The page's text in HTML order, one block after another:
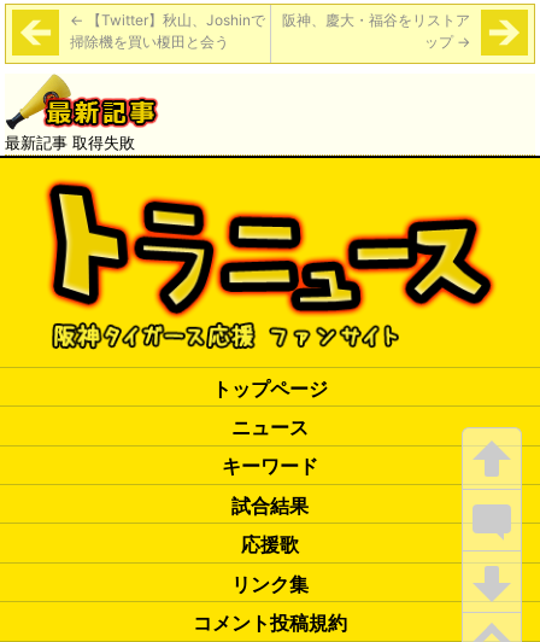
← 【Twitter】秋山、Joshinで
掃除機を買い榎田と会う
阪神、慶大・福谷をリストア
ップ →
最新記事 取得失敗
トップページ
ニュース
キーワード
試合結果
応援歌
リンク集
コメント投稿規約